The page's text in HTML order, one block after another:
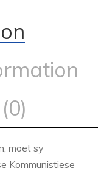
moet sy
Kommunistiese